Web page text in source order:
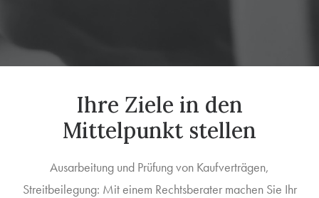
Ihre Ziele in den
Mittelpunkt stellen
Ausarbeitung und Prüfung von Kaufverträgen,
Streitbeilegung: Mit einem Rechtsberater machen Sie Ihr